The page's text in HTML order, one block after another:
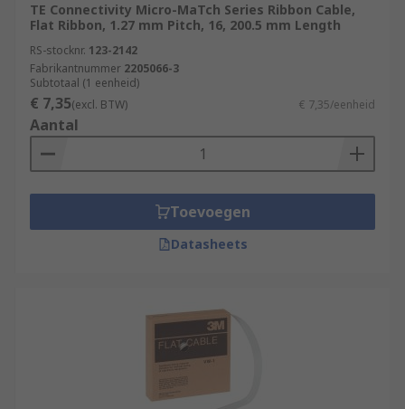
TE Connectivity Micro-MaTch Series Ribbon Cable,
Flat Ribbon, 1.27 mm Pitch, 16, 200.5 mm Length
RS-stocknr. 123-2142
Fabrikantnummer 2205066-3
Subtotaal (1 eenheid)
€ 7,35(excl. BTW) € 7,35/eenheid
Aantal
Toevoegen
Datasheets